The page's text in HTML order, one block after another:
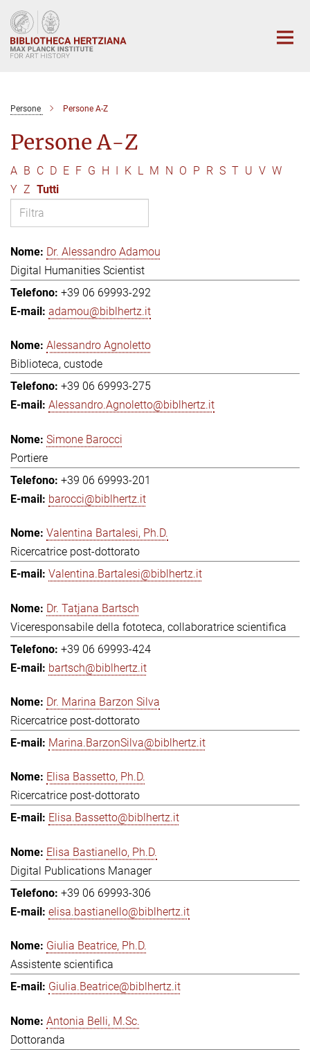
Main-
Content
Persone Persone A-Z
Persone A-Z
A B C D E F G H I K L M N O P R S T U V W
Y Z Tutti
Dr. Alessandro Adamou
Digital Humanities Scientist
+39 06 69993-292
adamou@biblhertz.it
Alessandro Agnoletto
Biblioteca, custode
+39 06 69993-275
Alessandro.Agnoletto@biblhertz.it
Simone Barocci
Portiere
+39 06 69993-201
barocci@biblhertz.it
Valentina Bartalesi, Ph.D.
Ricercatrice post-dottorato
Valentina.Bartalesi@biblhertz.it
Dr. Tatjana Bartsch
Viceresponsabile della fototeca, collaboratrice scientifica
+39 06 69993-424
bartsch@biblhertz.it
Dr. Marina Barzon Silva
Ricercatrice post-dottorato
Marina.BarzonSilva@biblhertz.it
Elisa Bassetto, Ph.D.
Ricercatrice post-dottorato
Elisa.Bassetto@biblhertz.it
Elisa Bastianello, Ph.D.
Digital Publications Manager
+39 06 69993-306
elisa.bastianello@biblhertz.it
Giulia Beatrice, Ph.D.
Assistente scientifica
Giulia.Beatrice@biblhertz.it
Antonia Belli, M.Sc.
Dottoranda